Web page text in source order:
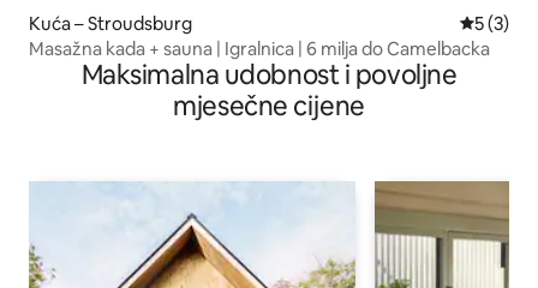
Kuća – Stroudsburg
5 (3)
Masažna kada + sauna | Igralnica | 6 milja do Camelbacka
Maksimalna udobnost i povoljne
mjesečne cijene